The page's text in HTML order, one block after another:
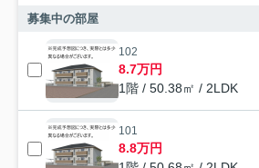
募集中の部屋
102
8.7万円
1階 / 50.38㎡ / 2LDK
101
8.8万円